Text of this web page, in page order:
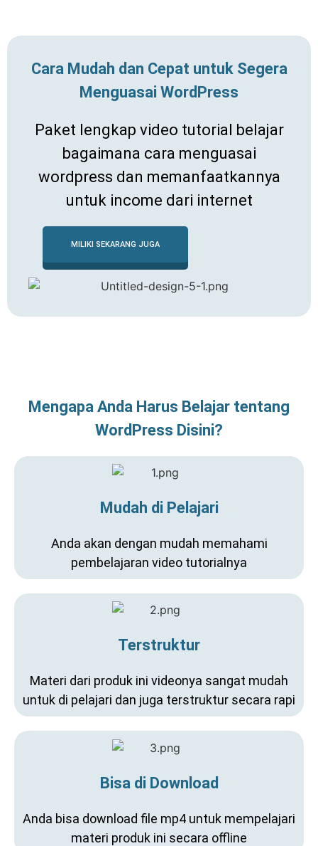
Cara Mudah dan Cepat untuk Segera
Menguasai WordPress
Paket lengkap video tutorial belajar
bagaimana cara menguasai
wordpress dan memanfaatkannya
untuk income dari internet
MILIKI SEKARANG JUGA
Mengapa Anda Harus Belajar tentang
WordPress Disini?
Mudah di Pelajari
Anda akan dengan mudah memahami
pembelajaran video tutorialnya
Terstruktur
Materi dari produk ini videonya sangat mudah
untuk di pelajari dan juga terstruktur secara rapi
Bisa di Download
Anda bisa download file mp4 untuk mempelajari
materi produk ini secara offline